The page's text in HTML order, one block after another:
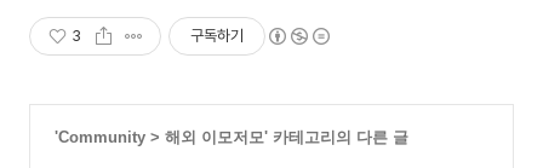
3 구독하기
'Community > 해외 이모저모' 카테고리의 다른 글